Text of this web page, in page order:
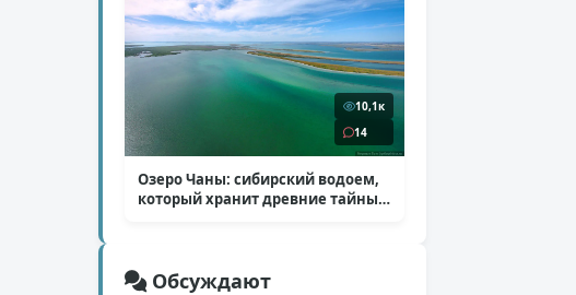
10,1к
14
Озеро Чаны: сибирский водоем,
который хранит древние тайны
Обсуждают